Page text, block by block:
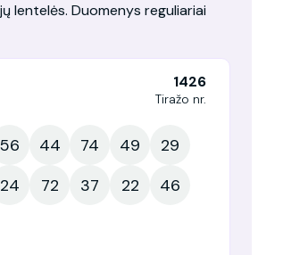
lentelės. Duomenys reguliariai
1426
Tiražo nr.
56 44 74 49
29
24 72 37 22
46